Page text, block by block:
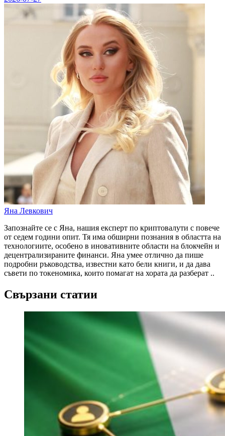
Яна Левкович
Запознайте се с Яна, нашия експерт по криптовалути с повече
от седем години опит. Тя има обширни познания в областта на
технологиите, особено в иновативните области на блокчейн и
децентрализираните финанси. Яна умее отлично да пише
подробни ръководства, известни като бели книги, и да дава
съвети по токеномика, които помагат на хората да разберат ..
Свързани статии